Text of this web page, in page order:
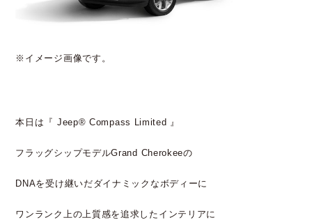
※イメージ画像です。
本日は『 Jeep® Compass Limited 』
フラッグシップモデルGrand Cherokeeの
DNAを受け継いだダイナミックなボディーに
ワンランク上の上質感を追求したインテリアに